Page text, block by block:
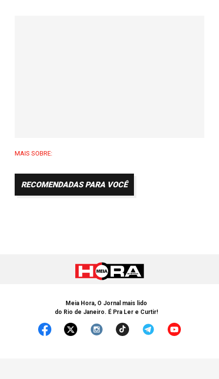
MAIS SOBRE:
RECOMENDADAS PARA VOCÊ
Meia Hora, O Jornal mais lido
do Rio de Janeiro. É Pra Ler e Curtir!